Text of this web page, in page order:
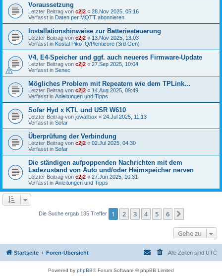
Voraussetzung
Letzter Beitrag von c2j2 « 28.Nov 2025, 05:16
Verfasst in Daten per MQTT abonnieren
Installationshinweise zur Batteriesteuerung
Letzter Beitrag von c2j2 « 13.Nov 2025, 13:03
Verfasst in Kostal Piko IQ/Plenticore (3rd Gen)
V4, E4-Speicher und ggf. auch neueres Firmware-Update
Letzter Beitrag von c2j2 « 27.Sep 2025, 10:04
Verfasst in Senec
Mögliches Problem mit Repeatern wie dem TPLink...
Letzter Beitrag von c2j2 « 14.Aug 2025, 09:49
Verfasst in Anleitungen und Tipps
Sofar Hyd x KTL und USR W610
Letzter Beitrag von jowallbox « 24.Jul 2025, 11:13
Verfasst in Sofar
Überprüfung der Verbindung
Letzter Beitrag von c2j2 « 02.Jul 2025, 04:30
Verfasst in Sofar
Die ständigen aufpoppenden Nachrichten mit dem
Ladezustand von Auto und/oder Heimspeicher nerven
Letzter Beitrag von c2j2 « 27.Jun 2025, 10:31
Verfasst in Anleitungen und Tipps
Die Suche ergab 135 Treffer 1 2 3 4 5 6
Gehe zu
Startseite Foren-Übersicht Alle Zeiten sind UTC
Powered by phpBB® Forum Software © phpBB Limited